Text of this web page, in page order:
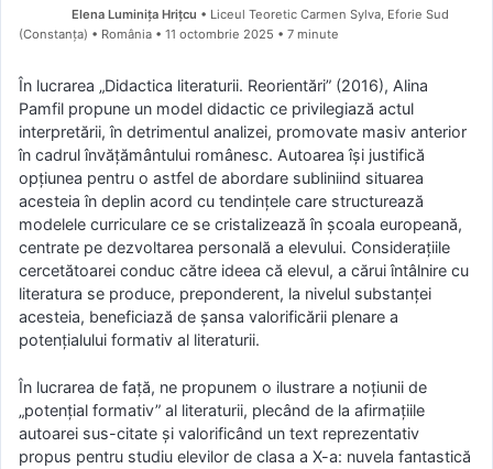
Elena Luminița Hrițcu • Liceul Teoretic Carmen Sylva, Eforie Sud
(Constanţa) • România
11 octombrie 2025 • 7 minute
În lucrarea „Didactica literaturii. Reorientări” (2016), Alina
Pamfil propune un model didactic ce privilegiază actul
interpretării, în detrimentul analizei, promovate masiv anterior
în cadrul învățământului românesc. Autoarea își justifică
opțiunea pentru o astfel de abordare subliniind situarea
acesteia în deplin acord cu tendințele care structurează
modelele curriculare ce se cristalizează în școala europeană,
centrate pe dezvoltarea personală a elevului. Considerațiile
cercetătoarei conduc către ideea că elevul, a cărui întâlnire cu
literatura se produce, preponderent, la nivelul substanței
acesteia, beneficiază de șansa valorificării plenare a
potențialului formativ al literaturii.
În lucrarea de față, ne propunem o ilustrare a noțiunii de
„potențial formativ” al literaturii, plecând de la afirmațiile
autoarei sus-citate și valorificând un text reprezentativ
propus pentru studiu elevilor de clasa a X-a: nuvela fantastică